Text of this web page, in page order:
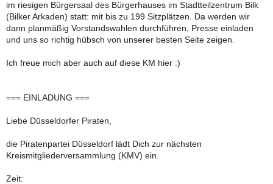
im riesigen Bürgersaal des Bürgerhauses im Stadtteilzentrum Bilk
(Bilker Arkaden) statt: mit bis zu 199 Sitzplätzen. Da werden wir
dann planmäßig Vorstandswahlen durchführen, Presse einladen
und uns so richtig hübsch von unserer besten Seite zeigen.
Ich freue mich aber auch auf diese KM hier :)
=== EINLADUNG ===
Liebe Düsseldorfer Piraten,
die Piratenpartei Düsseldorf lädt Dich zur nächsten
Kreismitgliederversammlung (KMV) ein.
Zeit: